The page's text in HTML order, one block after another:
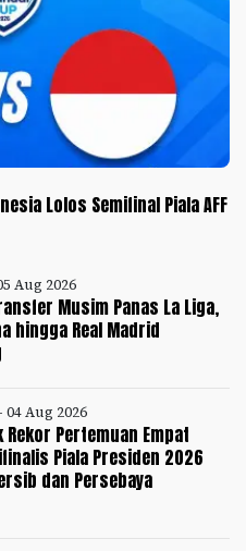
Lolos Semifinal Piala AFF
Aug 2026
Musim Panas La Liga,
hingga Real Madrid
Aug 2026
Rekor Pertemuan Empat
Piala Presiden 2026
dan Persebaya